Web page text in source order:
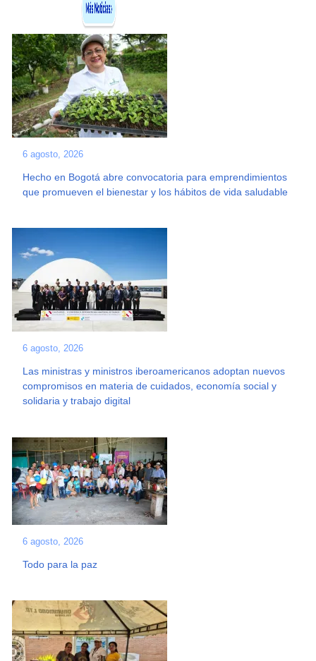
6 agosto, 2026
Hecho en Bogotá abre convocatoria para emprendimientos
que promueven el bienestar y los hábitos de vida saludable
6 agosto, 2026
Las ministras y ministros iberoamericanos adoptan nuevos
compromisos en materia de cuidados, economía social y
solidaria y trabajo digital
6 agosto, 2026
Todo para la paz